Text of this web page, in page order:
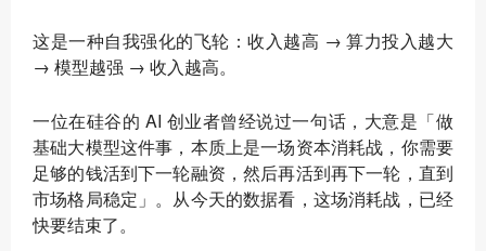
这是一种自我强化的飞轮：收入越高 → 算力投入越大
→ 模型越强 → 收入越高。
一位在硅谷的 AI 创业者曾经说过一句话，大意是「做
基础大模型这件事，本质上是一场资本消耗战，你需要
足够的钱活到下一轮融资，然后再活到再下一轮，直到
市场格局稳定」。从今天的数据看，这场消耗战，已经
快要结束了。